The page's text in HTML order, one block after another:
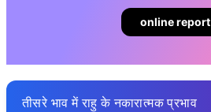
online report
तीसरे भाव में राहु के नकारात्मक प्रभाव